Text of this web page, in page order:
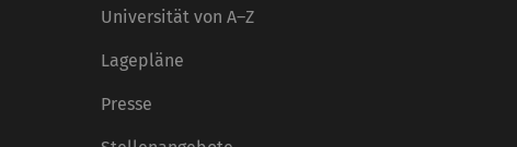
Universität von A–Z
Lagepläne
Presse